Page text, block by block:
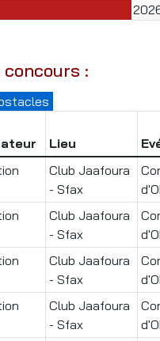
:
Lieu
Club Jaafoura
- Sfax
Club Jaafoura
- Sfax
Club Jaafoura
- Sfax
Club Jaafoura
- Sfax